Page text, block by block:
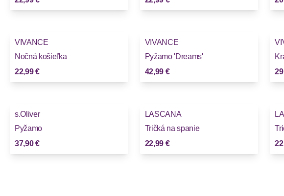
VIVANCE
Nočná košieľka
22,99 €
VIVANCE
Pyžamo 'Dreams'
42,99 €
s.Oliver
Pyžamo
37,90 €
LASCANA
Tričká na spanie
22,99 €